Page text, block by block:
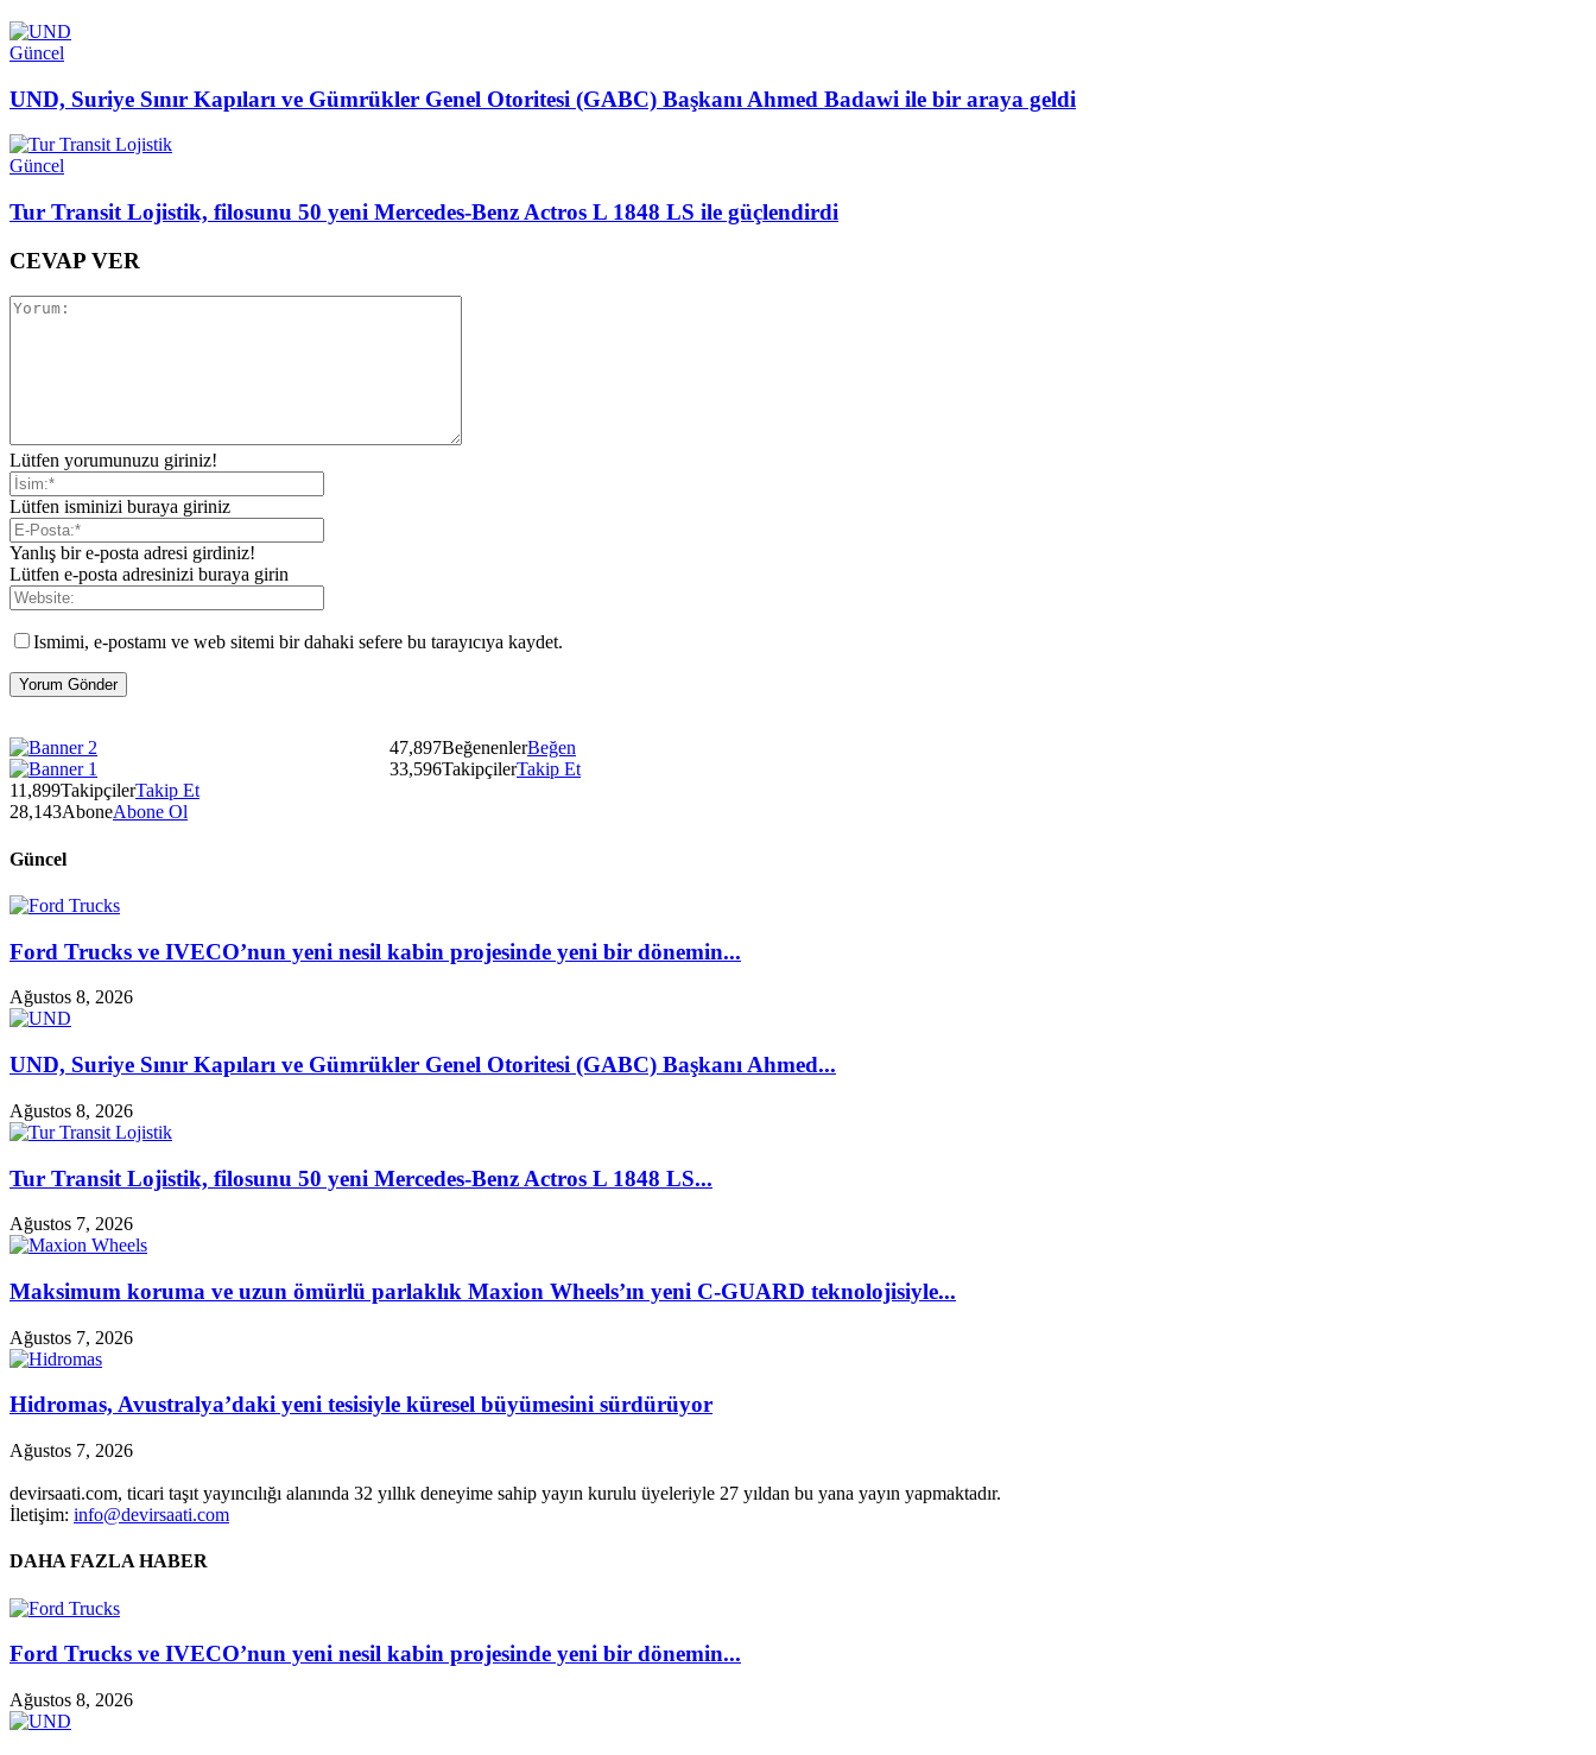
Güncel
UND, Suriye Sınır Kapıları ve Gümrükler Genel Otoritesi (GABC) Başkanı Ahmed Badawi ile bir araya geldi
Güncel
Tur Transit Lojistik, filosunu 50 yeni Mercedes-Benz Actros L 1848 LS ile güçlendirdi
CEVAP VER
Lütfen yorumunuzu giriniz!
Lütfen isminizi buraya giriniz
Yanlış bir e-posta adresi girdiniz!
Lütfen e-posta adresinizi buraya girin
Ismimi, e-postamı ve web sitemi bir dahaki sefere bu tarayıcıya kaydet.
47,897BeğenenlerBeğen
33,596TakipçilerTakip Et
11,899TakipçilerTakip Et
28,143AboneAbone Ol
Güncel
Ford Trucks ve IVECO’nun yeni nesil kabin projesinde yeni bir dönemin...
Ağustos 8, 2026
UND, Suriye Sınır Kapıları ve Gümrükler Genel Otoritesi (GABC) Başkanı Ahmed...
Ağustos 8, 2026
Tur Transit Lojistik, filosunu 50 yeni Mercedes-Benz Actros L 1848 LS...
Ağustos 7, 2026
Maksimum koruma ve uzun ömürlü parlaklık Maxion Wheels’ın yeni C-GUARD teknolojisiyle...
Ağustos 7, 2026
Hidromas, Avustralya’daki yeni tesisiyle küresel büyümesini sürdürüyor
Ağustos 7, 2026
devirsaati.com, ticari taşıt yayıncılığı alanında 32 yıllık deneyime sahip yayın kurulu üyeleriyle 27 yıldan bu yana yayın yapmaktadır.
İletişim: info@devirsaati.com
DAHA FAZLA HABER
Ford Trucks ve IVECO’nun yeni nesil kabin projesinde yeni bir dönemin...
Ağustos 8, 2026